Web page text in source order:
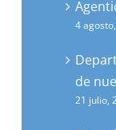
21 julio,